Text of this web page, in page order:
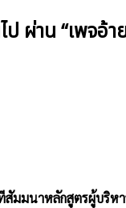
ผ่าน “เพจ
สัมมนาหลักสูตรผู้บริ